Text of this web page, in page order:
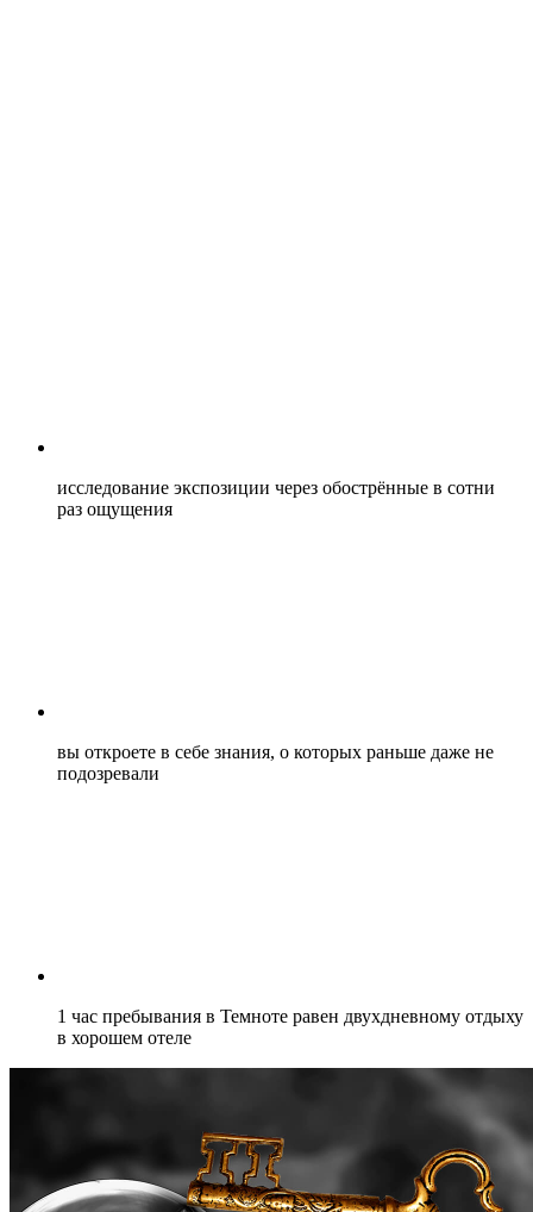
исследование экспозиции через обострённые в сотни
раз ощущения
вы откроете в себе знания, о которых раньше даже не
подозревали
1 час пребывания в Темноте равен двухдневному отдыху
в хорошем отеле